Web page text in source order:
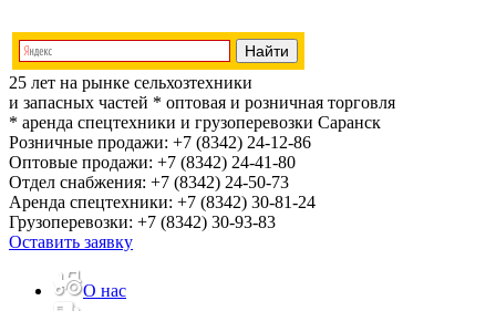
25 лет на рынке сельхозтехники
и запасных частей * оптовая и розничная торговля
* аренда спецтехники и грузоперевозки Саранск
Розничные продажи: +7 (8342) 24-12-86
Оптовые продажи: +7 (8342) 24-41-80
Отдел снабжения: +7 (8342) 24-50-73
Аренда спецтехники: +7 (8342) 30-81-24
Грузоперевозки: +7 (8342) 30-93-83
Оставить заявку
О нас